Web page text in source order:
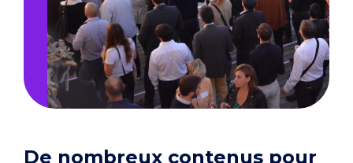
De nombreux contenus pour